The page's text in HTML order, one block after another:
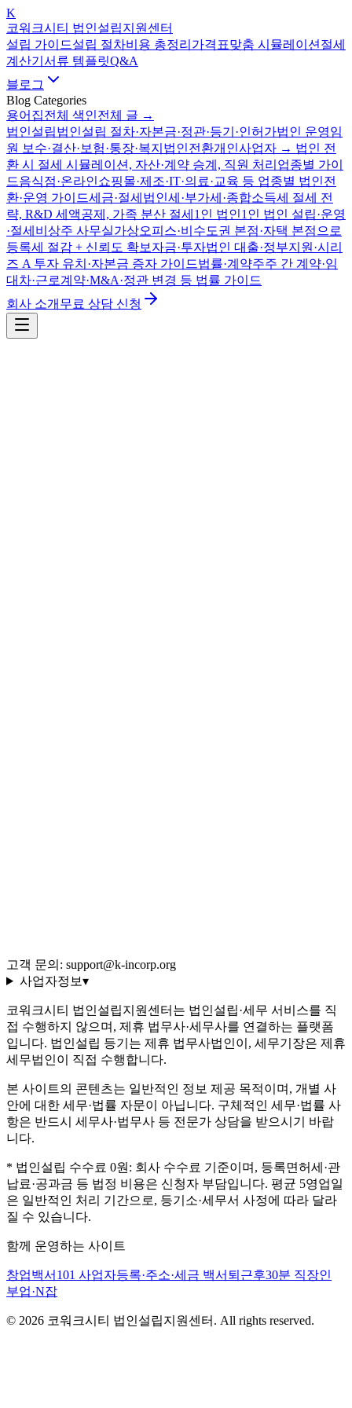
K
코워크시티 법인설립지원센터
설립 가이드설립 절차비용 총정리 가격표맞춤 시뮬레이션 절세
계산기 서류 템플릿Q&A
블로그
Blog Categories
용어집전체 색인전체 글 →
법인설립법인설립 절차·자본금·정관·등기·인허가법인 운영임
원 보수·결산·보험·통장·복지 법인전환개인사업자 → 법인 전
환 시 절세 시뮬레이션, 자산·계약 승계, 직원 처리 업종별 가이
드음식점·온라인쇼핑몰·제조·IT·의료·교육 등 업종별 법인전
환·운영 가이드세금·절세 법인세·부가세·종합소득세 절세 전
략, R&D 세액공제, 가족 분산 절세 1인 법인1인 법인 설립·운영
·절세 비상주 사무실가상오피스·비수도권 본점·자택 본점으로
등록세 절감 + 신뢰도 확보 자금·투자법인 대출·정부지원·시리
즈 A 투자 유치·자본금 증자 가이드법률·계약주주 간 계약·임
대차·근로계약·M&A·정관 변경 등 법률 가이드
회사 소개 무료 상담 신청
고객 문의: support@k-incorp.org
사업자정보▾
코워크시티 법인설립지원센터는 법인설립·세무 서비스를 직
접 수행하지 않으며, 제휴 법무사·세무사를 연결하는 플랫폼
입니다. 법인설립 등기는 제휴 법무사법인이, 세무기장은 제휴
세무법인이 직접 수행합니다.
본 사이트의 콘텐츠는 일반적인 정보 제공 목적이며, 개별 사
안에 대한 세무·법률 자문이 아닙니다. 구체적인 세무·법률 사
항은 반드시 세무사·법무사 등 전문가 상담을 받으시기 바랍
니다.
* 법인설립 수수료 0원: 회사 수수료 기준이며, 등록면허세·관
납료·공과금 등 법정 비용은 신청자 부담입니다. 평균 5영업일
은 일반적인 처리 기간으로, 등기소·세무서 사정에 따라 달라
질 수 있습니다.
함께 운영하는 사이트
창업백서101 사업자등록·주소·세금 백서 퇴근후30분 직장인
부업·N잡
© 2026 코워크시티 법인설립지원센터. All rights reserved.